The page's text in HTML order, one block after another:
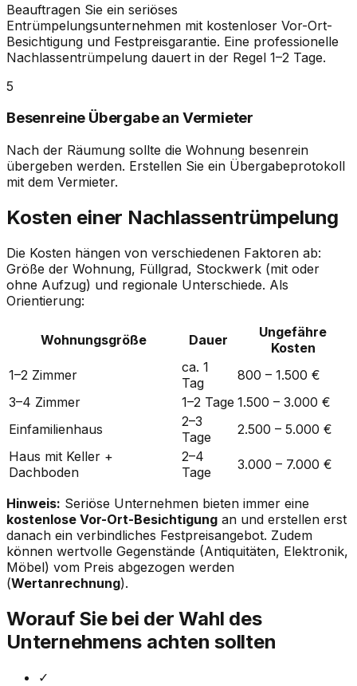
Beauftragen Sie ein seriöses
Entrümpelungsunternehmen mit kostenloser Vor-Ort-
Besichtigung und Festpreisgarantie. Eine professionelle
Nachlassentrümpelung dauert in der Regel 1–2 Tage.
5
Besenreine Übergabe an Vermieter
Nach der Räumung sollte die Wohnung besenrein
übergeben werden. Erstellen Sie ein Übergabeprotokoll
mit dem Vermieter.
Kosten einer Nachlassentrümpelung
Die Kosten hängen von verschiedenen Faktoren ab:
Größe der Wohnung, Füllgrad, Stockwerk (mit oder
ohne Aufzug) und regionale Unterschiede. Als
Orientierung:
Wohnungsgröße Dauer
Ungefähre
Kosten
1–2 Zimmer
ca. 1
Tag
800 – 1.500 €
3–4 Zimmer
1–2 Tage 1.500 – 3.000 €
Einfamilienhaus
2–3
Tage
2.500 – 5.000 €
Haus mit Keller +
Dachboden
2–4
Tage
3.000 – 7.000 €
Hinweis: Seriöse Unternehmen bieten immer eine
kostenlose Vor-Ort-Besichtigung an und erstellen erst
danach ein verbindliches Festpreisangebot. Zudem
können wertvolle Gegenstände (Antiquitäten, Elektronik,
Möbel) vom Preis abgezogen werden
(Wertanrechnung).
Worauf Sie bei der Wahl des
Unternehmens achten sollten
✓